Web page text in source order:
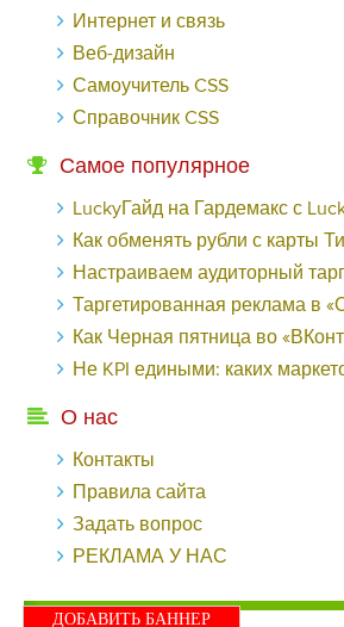
Интернет и связь
Веб-дизайн
Самоучитель CSS
Справочник CSS
Самое популярное
LuckyГайд на Гардемакс с LuckyAds: 317 279 рублей за
Как обменять рубли с карты Тинькофф на
Настраиваем аудиторный таргетинг в поисковой кампании
Таргетированная реклама в «Одноклассниках»: как ее
Как Черная пятница во «ВКонтакте» принесла магазину подарков 221 продажу
Не KPI едиными: каких маркетологов
О нас
Контакты
Правила сайта
Задать вопрос
РЕКЛАМА У НАС
ДОБАВИТЬ БАННЕР